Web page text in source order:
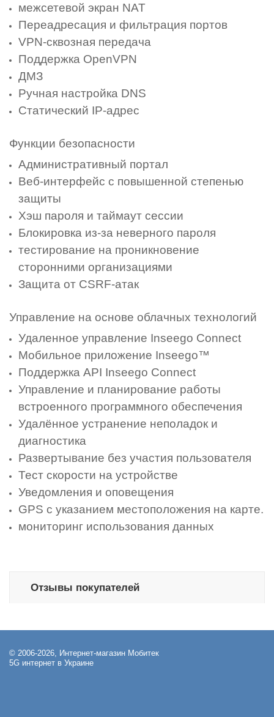
межсетевой экран NAT
Переадресация и фильтрация портов
VPN-сквозная передача
Поддержка OpenVPN
ДМЗ
Ручная настройка DNS
Статический IP-адрес
Функции безопасности
Административный портал
Веб-интерфейс с повышенной степенью
защиты
Хэш пароля и таймаут сессии
Блокировка из-за неверного пароля
тестирование на проникновение
сторонними организациями
Защита от CSRF-атак
Управление на основе облачных технологий
Удаленное управление Inseego Connect
Мобильное приложение Inseego™
Поддержка API Inseego Connect
Управление и планирование работы
встроенного программного обеспечения
Удалённое устранение неполадок и
диагностика
Развертывание без участия пользователя
Тест скорости на устройстве
Уведомления и оповещения
GPS с указанием местоположения на карте.
мониторинг использования данных
Отзывы покупателей
© 2006-2026, Интернет-магазин Мобитек
5G интернет в Украине